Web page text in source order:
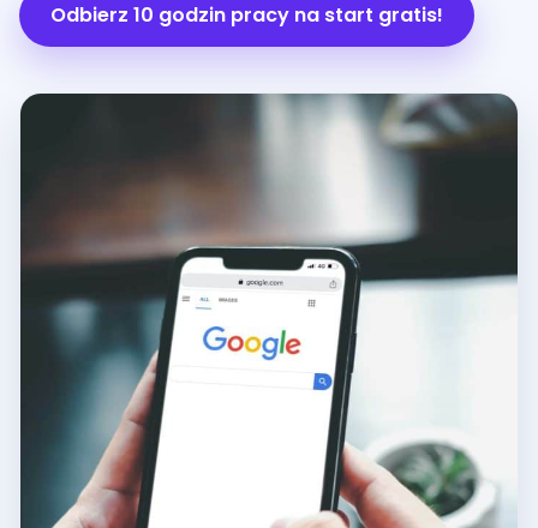
Odbierz 10 godzin pracy na start gratis!